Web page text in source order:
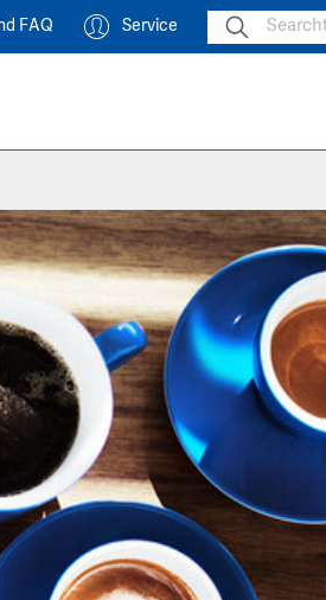
FAQ Service